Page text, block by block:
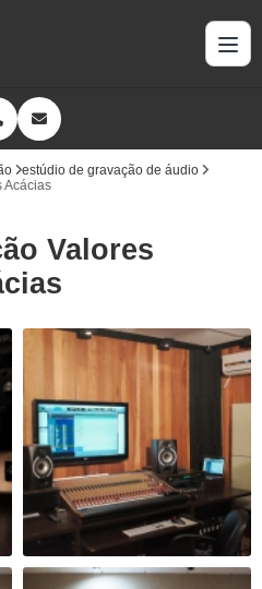
estúdio de gravação de áudio
Acácias
Valores